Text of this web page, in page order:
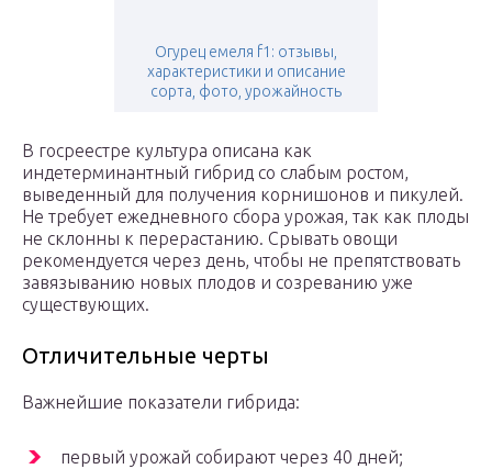
Огурец емеля f1: отзывы,
характеристики и описание
сорта, фото, урожайность
В госреестре культура описана как
индетерминантный гибрид со слабым ростом,
выведенный для получения корнишонов и пикулей.
Не требует ежедневного сбора урожая, так как плоды
не склонны к перерастанию. Срывать овощи
рекомендуется через день, чтобы не препятствовать
завязыванию новых плодов и созреванию уже
существующих.
Отличительные черты
Важнейшие показатели гибрида:
первый урожай собирают через 40 дней;